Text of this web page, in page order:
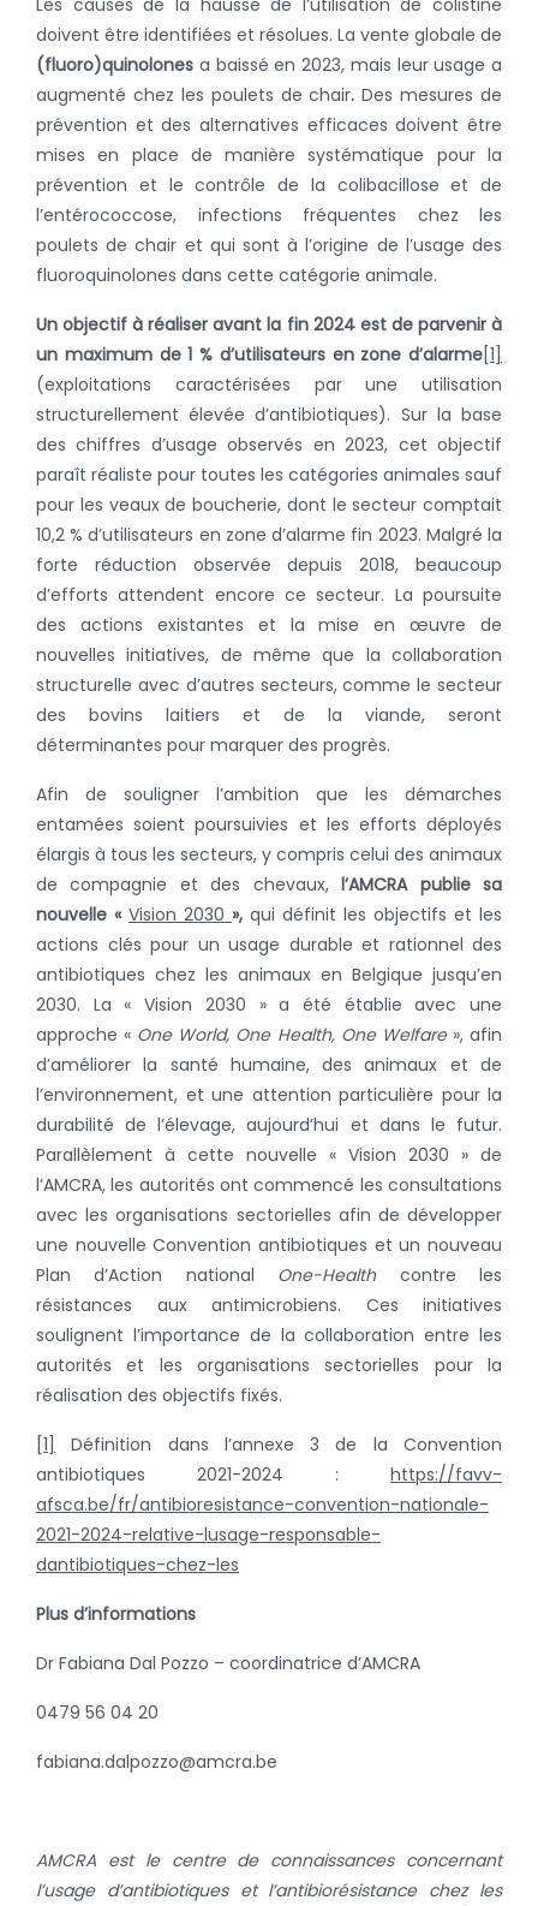
doivent être identifiées et résolues. La vente globale de
(fluoro)quinolones a baissé en 2023, mais leur usage a
augmenté chez les poulets de chair. Des mesures de
prévention et des alternatives efficaces doivent être
mises en place de manière systématique pour la
prévention et le contrôle de la colibacillose et de
l’entérococcose, infections fréquentes chez les
poulets de chair et qui sont à l’origine de l’usage des
fluoroquinolones dans cette catégorie animale.
Un objectif à réaliser avant la fin 2024 est de parvenir à
un maximum de 1 % d’utilisateurs en zone d’alarme[1]
(exploitations caractérisées par une utilisation
structurellement élevée d’antibiotiques). Sur la base
des chiffres d’usage observés en 2023, cet objectif
paraît réaliste pour toutes les catégories animales sauf
pour les veaux de boucherie, dont le secteur comptait
10,2 % d’utilisateurs en zone d’alarme fin 2023. Malgré la
forte réduction observée depuis 2018, beaucoup
d’efforts attendent encore ce secteur. La poursuite
des actions existantes et la mise en œuvre de
nouvelles initiatives, de même que la collaboration
structurelle avec d’autres secteurs, comme le secteur
des bovins laitiers et de la viande, seront
déterminantes pour marquer des progrès.
Afin de souligner l’ambition que les démarches
entamées soient poursuivies et les efforts déployés
élargis à tous les secteurs, y compris celui des animaux
de compagnie et des chevaux,l’AMCRA publie sa
nouvelle « Vision 2030 », qui définit les objectifs et les
actions clés pour un usage durable et rationnel des
antibiotiques chez les animaux en Belgique jusqu’en
2030. La « Vision 2030 » a été établie avec une
approche « One World, One Health, One Welfare», afin
d’améliorer la santé humaine, des animaux et de
l’environnement, et une attention particulière pour la
durabilité de l’élevage, aujourd’hui et dans le futur.
Parallèlement à cette nouvelle « Vision 2030 » de
l’AMCRA, les autorités ont commencé les consultations
avec les organisations sectorielles afin de développer
une nouvelle Convention antibiotiques et un nouveau
Plan d’Action national One-Healthcontre les
résistances aux antimicrobiens. Ces initiatives
soulignent l’importance de la collaboration entre les
autorités et les organisations sectorielles pour la
réalisation des objectifs fixés.
[1]
Définition dans l’annexe 3 de la Convention
antibiotiques 2021-2024 : https://favv-
afsca.be/fr/antibioresistance-convention-nationale-
2021-2024-relative-lusage-responsable-
dantibiotiques-chez-les
Plus d’informations
Dr Fabiana Dal Pozzo – coordinatrice d’AMCRA
0479 56 04 20
fabiana.dalpozzo@amcra.be
AMCRA est le centre de connaissances concernant
l’usage d’antibiotiques et l’antibiorésistance chez les